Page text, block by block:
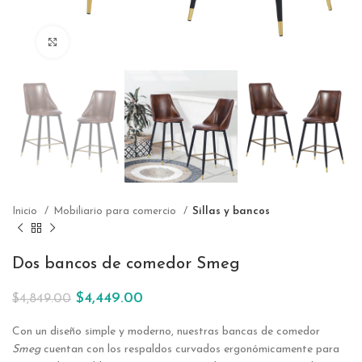
Inicio Mobiliario para comercio Sillas y bancos
Dos bancos de comedor Smeg
$4,849.00 $4,449.00
Con un diseño simple y moderno, nuestras bancas de comedor
Smeg cuentan con los respaldos curvados ergonómicamente para